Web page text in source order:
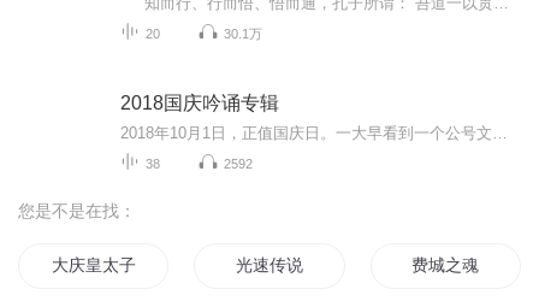
20 30.1万
2018国庆吟诵专辑
38 2592
您是不是在找：
大庆皇太子 光速传说 费城之魂